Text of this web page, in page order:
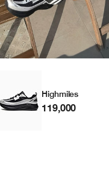
Highmiles
119,000